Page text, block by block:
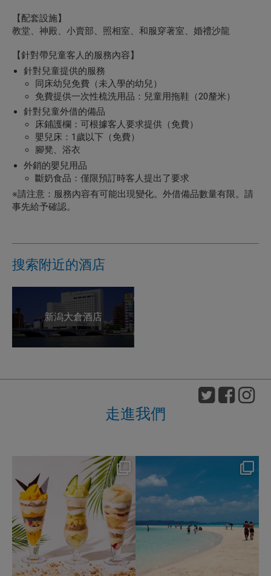
【配套設施】
教堂、神殿、小賣部、照相室、和服穿著室、婚禮沙龍
【針對帶兒童客人的服務內容】
針對兒童提供的服務
同床幼兒免費（未入學的幼兒）
免費提供一次性梳洗用品：兒童用拖鞋（20釐米）
針對兒童外借的備品
床鋪護欄：可根據客人要求提供（免費）
嬰兒床：1歲以下（免費）
腳凳、浴衣
外銷的嬰兒用品
斷奶食品：僅限預訂時客人提出了要求
※請注意：服務內容有可能出現變化。外借備品數量有限。請
事先給予確認。
搜索附近的酒店
新潟大倉酒店
走進我們
nikko_hotels
Aug 4
159 1